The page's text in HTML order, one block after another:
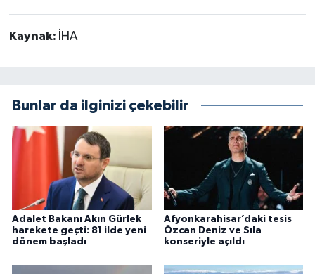
Kaynak: İHA
Bunlar da ilginizi çekebilir
Adalet Bakanı Akın Gürlek
harekete geçti: 81 ilde yeni
dönem başladı
Afyonkarahisar’daki tesis
Özcan Deniz ve Sıla
konseriyle açıldı